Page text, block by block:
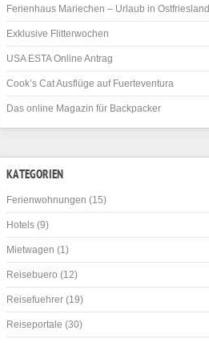
Ferienhaus Mariechen – Urlaub in Ostfriesland
Exklusive Flitterwochen
USA ESTA Online Antrag
Cook’s Cat Ausflüge auf Fuerteventura
Das online Magazin für Backpacker
KATEGORIEN
Ferienwohnungen (15)
Hotels (9)
Mietwagen (1)
Reisebuero (12)
Reisefuehrer (19)
Reiseportale (30)